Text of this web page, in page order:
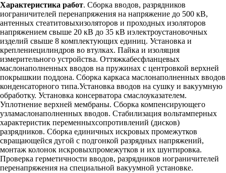
Характеристика работ. Сборка вводов, разрядников
иограничителей перенапряжения на напряжение до 500 кВ,
антенных стеатитовыхизоляторов и проходных изоляторов
напряжением свыше 20 кВ до 35 кВ иэлектроустановочных
изделий свыше 8 комплектующих единиц. Установка и
креплениецилиндров во втулках. Пайка и изоляция
измерительного устройства. Оттяжкабесфланцевых
маслонаполненных вводов на пружинах с центровкой верхней
покрышкии поддона. Сборка каркаса маслонаполненных вводов
конденсаторного типа.Установка вводов на сушку и вакуумную
обработку. Установка консерватора смаслоуказателем.
Уплотнение верхней мембраны. Сборка компенсирующего
узламаслонаполненных вводов. Стабилизация вольтамперных
характеристик переменныхсопротивлений (дисков)
разрядников. Сборка единичных искровых промежутков
свращающейся дугой с подгонкой разрядных напряжений,
монтаж колонок искровыхпромежутков и их шунтировка.
Проверка герметичности вводов, разрядников иограничителей
перенапряжения на специальной вакуумной установке.